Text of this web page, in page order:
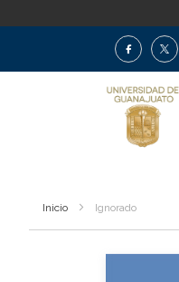
Inicio Ignorado